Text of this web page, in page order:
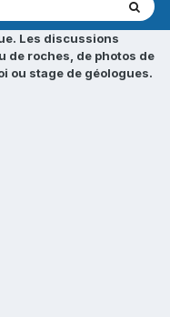
Les discussions
de roches, de photos de
ou stage de géologues.